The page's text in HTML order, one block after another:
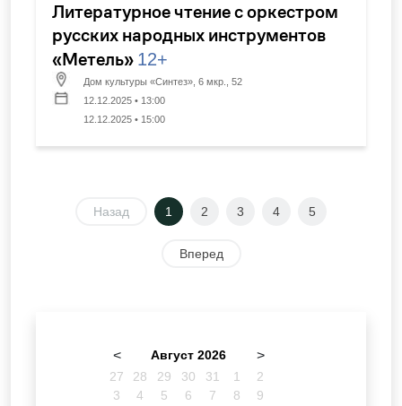
Литературное чтение с оркестром
русских народных инструментов
«Метель» 12+
Дом культуры «Синтез», 6 мкр., 52
12.12.2025 • 13:00
12.12.2025 • 15:00
Назад 1 2 3 4 5
Вперед
< Август 2026 >
27 28 29 30 31 1
2
3
4 5 6 7 8
9